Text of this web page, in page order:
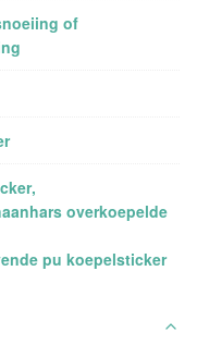
of
,
overkoepelde
pu koepelsticker